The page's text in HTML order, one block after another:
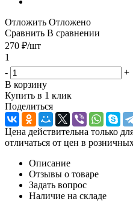
Отложить Отложено
Сравнить В сравнении
270 ₽/шт
1
-
+
В корзину
Купить в 1 клик
Поделиться
Цена действительна только
отличаться от цен в
Описание
Отзывы о товаре
Задать вопрос
Наличие на складе